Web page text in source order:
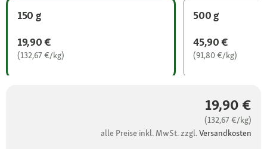
150 g
19,90 €
(132,67 €/kg)
500 g
45,90 €
(91,80 €/kg)
19,90 €
(132,67 €/kg)
alle Preise inkl. MwSt. zzgl.Versandkosten